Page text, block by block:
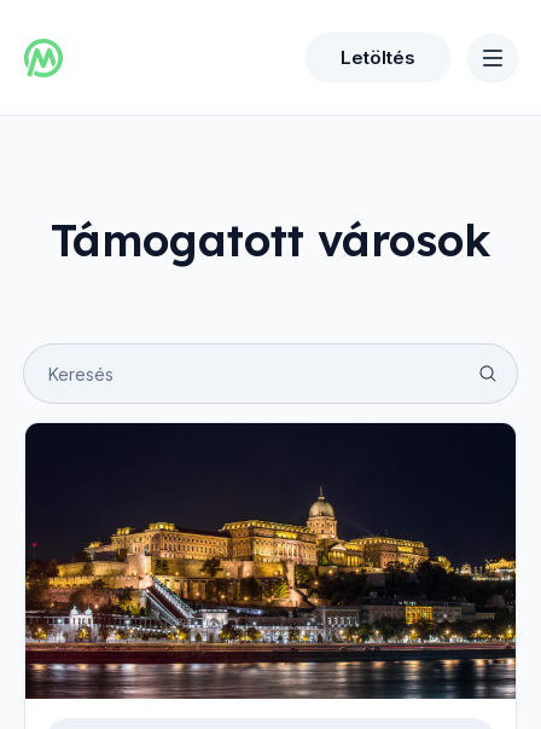
Letöltés
Támogatott városok